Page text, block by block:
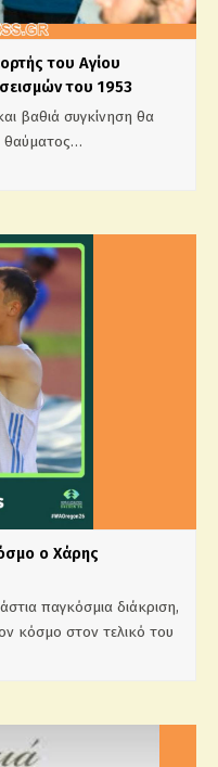
του Αγίου
του 1953
βαθιά συγκίνηση θα
θαύματος…
ο Χάρης
παγκόσμια διάκριση,
κόσμο στον τελικό του